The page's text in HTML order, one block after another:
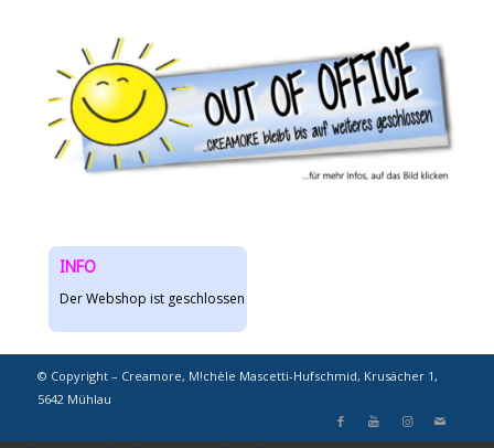
INFO
Der Webshop ist geschlossen
© Copyright – Creamore, M!chèle Mascetti-Hufschmid, Krusächer 1,
5642 Mühlau